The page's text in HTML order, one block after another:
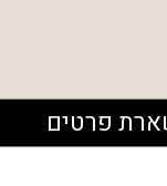
פרטים